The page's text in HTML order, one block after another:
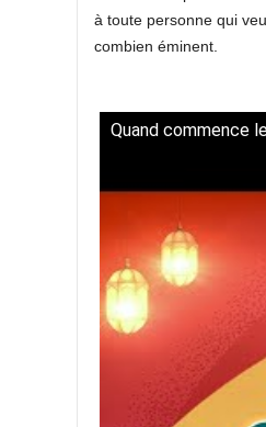
à toute personne qui
combien éminent.
Quand commence